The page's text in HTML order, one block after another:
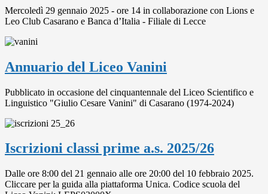
Mercoledì 29 gennaio 2025 - ore 14 in collaborazione con Lions e
Leo Club Casarano e Banca d’Italia - Filiale di Lecce
Annuario del Liceo Vanini
Pubblicato in occasione del cinquantennale del Liceo Scientifico e
Linguistico "Giulio Cesare Vanini" di Casarano (1974-2024)
Iscrizioni classi prime a.s. 2025/26
Dalle ore 8:00 del 21 gennaio alle ore 20:00 del 10 febbraio 2025.
Cliccare per la guida alla piattaforma Unica. Codice scuola del